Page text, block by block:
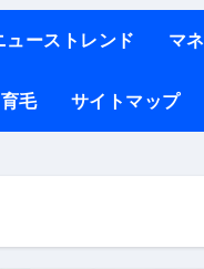
2週間で3.5kg痩せた
解説】このふくらはぎ
ダイエットに対する私
イエットルーティン】
ューストレンド マ
育毛 サイトマップ